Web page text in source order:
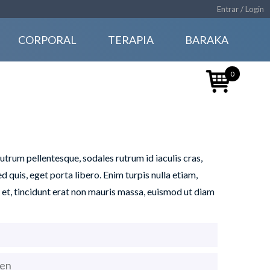
Entrar / Login
CORPORAL TERAPIA BARAKA
pellentesque, sodales rutrum id iaculis cras,
quis, eget porta libero. Enim turpis nulla etiam,
tincidunt erat non mauris massa, euismod ut diam
0